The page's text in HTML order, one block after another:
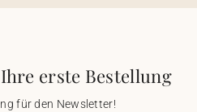
erste Bestellung
für den Newsletter!